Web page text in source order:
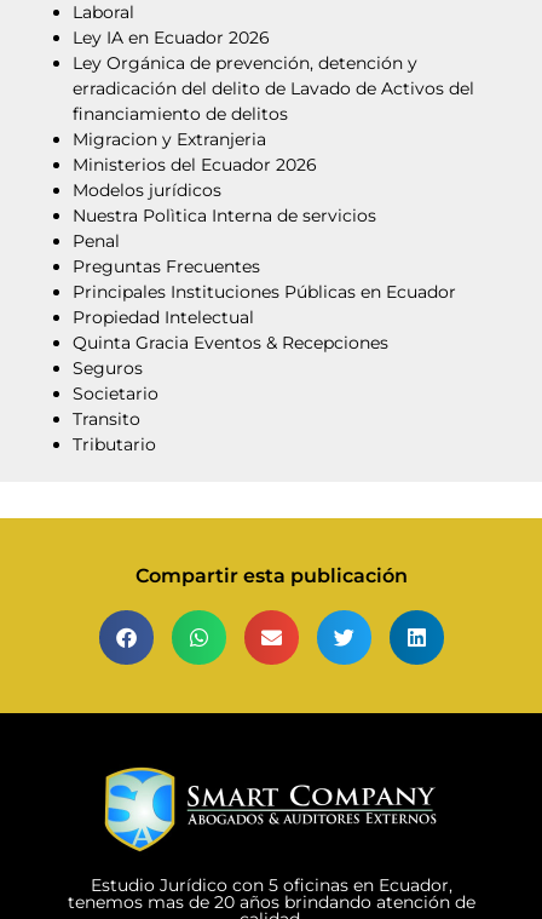
Laboral
Ley IA en Ecuador 2026
Ley Orgánica de prevención, detención y
erradicación del delito de Lavado de Activos del
financiamiento de delitos
Migracion y Extranjeria
Ministerios del Ecuador 2026
Modelos jurídicos
Nuestra Polìtica Interna de servicios
Penal
Preguntas Frecuentes
Principales Instituciones Públicas en Ecuador
Propiedad Intelectual
Quinta Gracia Eventos & Recepciones
Seguros
Societario
Transito
Tributario
Compartir esta publicación
Estudio Jurídico con 5 oficinas en Ecuador,
tenemos mas de 20 años brindando atención de